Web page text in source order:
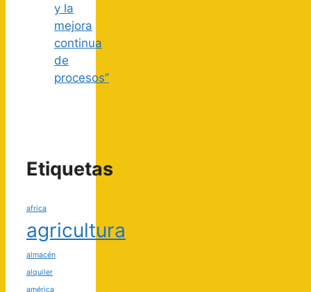
y la
mejora
continua
de
procesos”
Etiquetas
africa
agricultura
almacén
alquiler
américa